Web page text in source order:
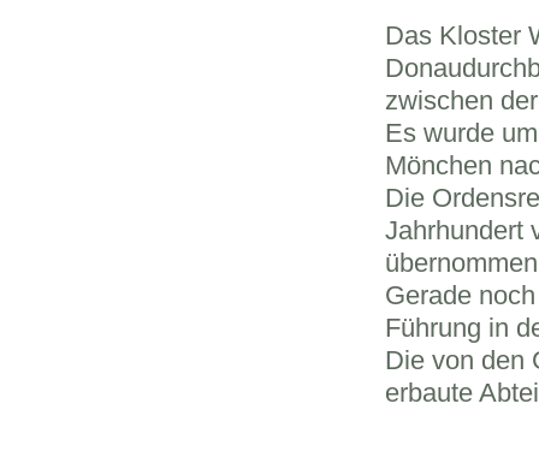
Das Kloster
zwischen
Es wurde
Mönchen
Die
Jahrhundert
Gerade
Führung in
Die von den
erbaute